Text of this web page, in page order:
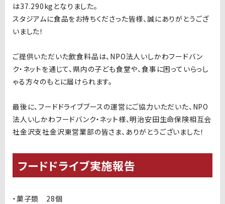
は37.290kgとなりました。
スタジアムに食品をお持ちくださった皆様、誠にありがとうござ
いました！
ご提供いただいた飲食料品は、NPO法人いしかわフードバン
ク・ネットを通じて、県内の子ども食堂や、食事に困っていらっし
ゃる方々のもとに届けられます。
最後に、フードドライブブースの運営にご協力いただいた、NPO
法人いしかわフードバンク・ネット様、明治安田生命保険相互会
社金沢支社金沢東営業部の皆さま、ありがとうございました！
フードドライブ実施報告
・菓子類 28個